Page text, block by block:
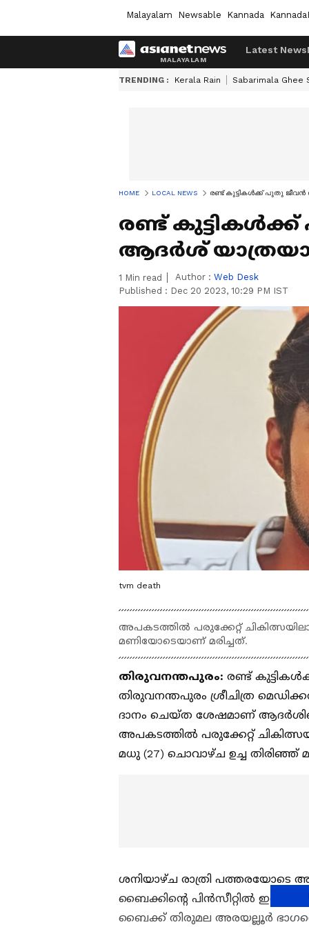
Malayalam Newsable Kannada
Latest News
TRENDING : Kerala Rain Sabarimala Ghee
HOME LOCAL NEWS രണ്ട് കുട്ടികള്‍ക്ക് പുതു
രണ്ട്
ആദര്‍ശ്
1 Min read Author : Web Desk
Published : Dec 20 2023, 10:29 PM IST
tvm death
അപകടത്തില്‍ പരുക്കേറ്റ്
മണിയോടെയാണ് മരിച്ചത്.
തിരുവനന്തപുരം: രണ്ട്
തിരുവനന്തപുരം ശ്രീചിത്ര
ദാനം ചെയ്ത ശേഷമാണ്
അപകടത്തില്‍ പരുക്കേറ്റ്
മധു (27) ചൊവാഴ്ച ഉച്ച തിരിഞ്ഞ്
ശനിയാഴ്ച രാത്രി
ബൈക്കിന്റെ പിന്‍സീറ്റില്‍ ഇരുന്ന്
ബൈക്ക് തിരുമല അരയല്ലൂര്‍